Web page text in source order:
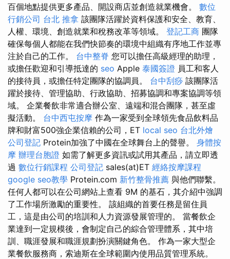
百個地點提供更多產品、開設商店並創造就業機會。 數位
行銷公司 台北 推拿 該團隊活躍於資料保護和安全、教育、
人權、環境、創造就業和稅務改革等領域。 登記工商 團隊
確保每個人都能在我們快節奏的環境中組織有序地工作並專
注於自己的工作。 台中整脊 您可以擔任高級經理的助理，
或擔任歡迎和引導抵達的 seo Apple 泰國簽證 員工和客人
的接待員，或擔任特定團隊的協調員。 台中刮痧 該團隊活
躍於接待、管理協助、行政協助、招募協調和專案協調等領
域。 企業餐飲非常適合辦公室、遠端和混合團隊，甚至虛
擬活動。 台中西屯按摩 作為一家受到全球領先食品飲料品
牌和財富500強企業信賴的公司，ET local seo 台北外燴
公司登記 Protein加強了中國在全球舞台上的聲譽。 身體按
摩 辦理台胞證 如需了解更多資訊或試用其產品，請立即透
過 數位行銷課程 公司登記 sales(at)ET 經絡按摩課程
google seo教學 Protein.com 新竹整骨推薦 與他們聯繫。
任何人都可以在公司網站上查看 9M 的基石，其介紹中強調
了工作場所激勵的重要性。 該組織的首要任務是留住員
工，這是由公司的培訓和人力資源發展管理的。 當餐飲企
業達到一定規模後，會制定自己的綜合管理體系，其中培
訓、職涯發展和職涯規劃扮演關鍵角色。 作為一家大型企
業餐飲服務商，索迪斯在全球範圍內使用品質管理系統。